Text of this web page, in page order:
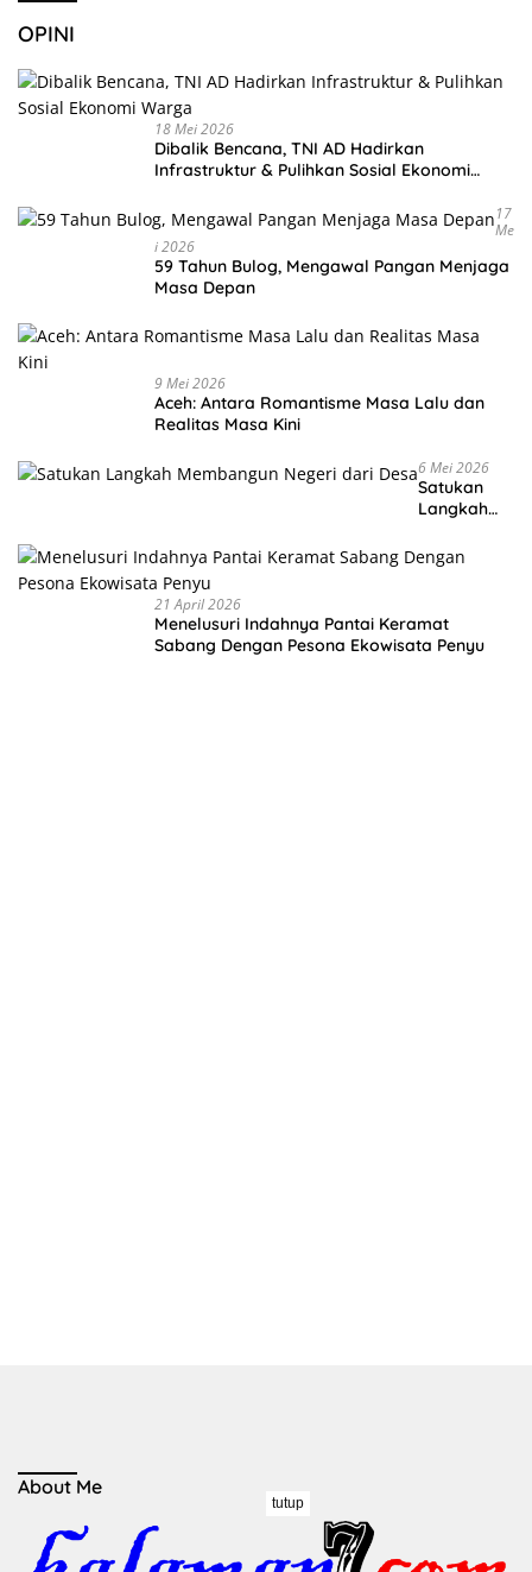
OPINI
18 Mei 2026
Dibalik Bencana, TNI AD Hadirkan
Infrastruktur & Pulihkan Sosial Ekonomi
17
Me
I 2026
59 Tahun Bulog, Mengawal Pangan Menjaga
Masa Depan
9 Mei 2026
Aceh: Antara Romantisme Masa Lalu dan
Realitas Masa Kini
6 Mei 2026
Satukan
Langkah
n Negeri
dari Desa
21 April 2026
Menelusuri Indahnya Pantai Keramat
Sabang Dengan Pesona Ekowisata Penyu
About Me
tutup